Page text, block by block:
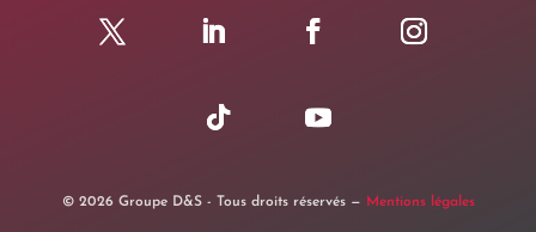
© 2026 Groupe D&S - Tous droits réservés — Mentions légales